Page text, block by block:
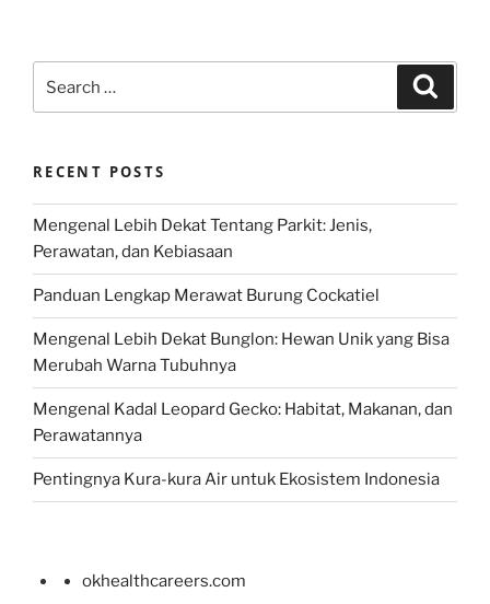
for:
RECENT POSTS
Mengenal Lebih Dekat Tentang Parkit: Jenis,
Perawatan, dan Kebiasaan
Panduan Lengkap Merawat Burung Cockatiel
Mengenal Lebih Dekat Bunglon: Hewan Unik yang Bisa
Merubah Warna Tubuhnya
Mengenal Kadal Leopard Gecko: Habitat, Makanan, dan
Perawatannya
Pentingnya Kura-kura Air untuk Ekosistem Indonesia
okhealthcareers.com